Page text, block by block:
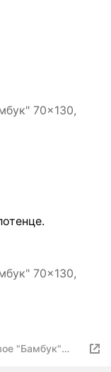
70x130,
70x130,
"Бамбук"